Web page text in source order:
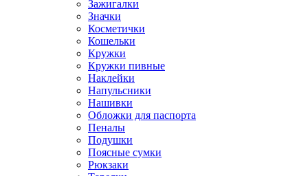
Зажигалки
Значки
Косметички
Кошельки
Кружки
Кружки пивные
Наклейки
Напульсники
Нашивки
Обложки для паспорта
Пеналы
Подушки
Поясные сумки
Рюкзаки